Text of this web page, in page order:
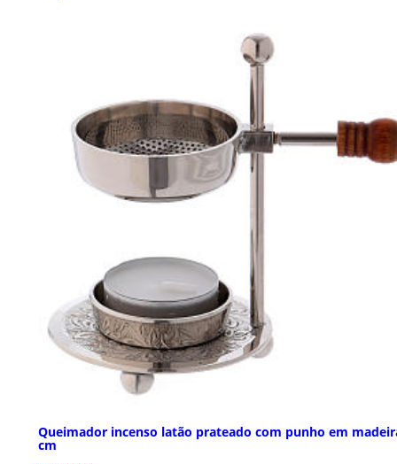
Queimador incenso latão prateado com punho em
cm